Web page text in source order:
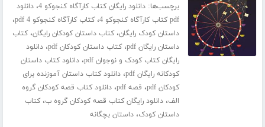
برچسب‌ها:دانلود رایگان کتاب کارآگاه کنجوکو 4 ،دانلود
pdf کتاب کارآگاه کنجوکو 4
،کتاب کارآگاه کنجوکو 4 pdf ،
داستان کودک رایگان،کتاب داستان کودکان رایگان،کتاب
داستان رایگان pdf
،کتاب داستان کودکان pdf ،دانلود
رایگان کتاب کودک و نوجوان pdf
،دانلود کتاب داستان
کودکانه رایگان pdf
،دانلود کتاب داستان آموزنده برای
کودکان pdf
، قصه pdf ،دانلود کتاب قصه کودکان گروه
الف،دانلود رایگان کتاب قصه کودکان گروه ب،کتاب
داستان کودک،داستان بچگانه